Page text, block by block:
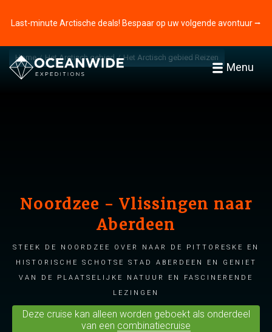
Last-minute Arctische deals! Bespaar op uw volgende avontuur ⭢
Menu
Home Het Arctisch gebied Het Arctisch gebied Reizen
Noordzee - Vlissingen naar
Aberdeen
Steek de Noordzee over naar de pittoreske en
historische Schotse stad Aberdeen en geniet
van de plaatselijke natuur en fascinerende
lezingen
Deze cruise kan alleen worden geboekt als onderdeel
van een combinatiecruise